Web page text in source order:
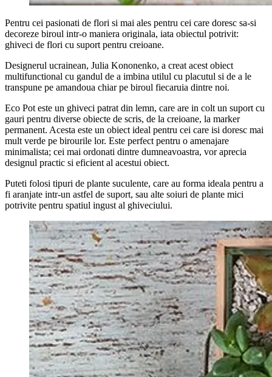
Pentru cei pasionati de flori si mai ales pentru cei care doresc sa-si
decoreze biroul intr-o maniera originala, iata obiectul potrivit:
ghiveci de flori cu suport pentru creioane.
Designerul ucrainean, Julia Kononenko, a creat acest obiect
multifunctional cu gandul de a imbina utilul cu placutul si de a le
transpune pe amandoua chiar pe biroul fiecaruia dintre noi.
Eco Pot este un ghiveci patrat din lemn, care are in colt un suport cu
gauri pentru diverse obiecte de scris, de la creioane, la marker
permanent. Acesta este un obiect ideal pentru cei care isi doresc mai
mult verde pe birourile lor. Este perfect pentru o amenajare
minimalista; cei mai ordonati dintre dumneavoastra, vor aprecia
designul practic si eficient al acestui obiect.
Puteti folosi tipuri de plante suculente, care au forma ideala pentru a
fi aranjate intr-un astfel de suport, sau alte soiuri de plante mici
potrivite pentru spatiul ingust al ghiveciului.